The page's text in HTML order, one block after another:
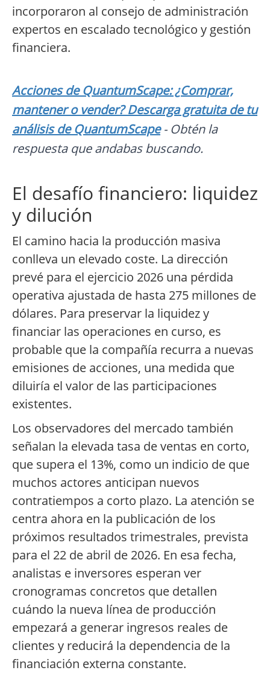
incorporaron al consejo de administración
expertos en escalado tecnológico y gestión
financiera.
Acciones de QuantumScape: ¿Comprar,
mantener o vender? Descarga gratuita de tu
análisis de QuantumScape- Obtén la
respuesta que andabas buscando.
El desafío financiero: liquidez
y dilución
El camino hacia la producción masiva
conlleva un elevado coste. La dirección
prevé para el ejercicio 2026 una pérdida
operativa ajustada de hasta 275 millones de
dólares. Para preservar la liquidez y
financiar las operaciones en curso, es
probable que la compañía recurra a nuevas
emisiones de acciones, una medida que
diluiría el valor de las participaciones
existentes.
Los observadores del mercado también
señalan la elevada tasa de ventas en corto,
que supera el 13%, como un indicio de que
muchos actores anticipan nuevos
contratiempos a corto plazo. La atención se
centra ahora en la publicación de los
próximos resultados trimestrales, prevista
para el 22 de abril de 2026. En esa fecha,
analistas e inversores esperan ver
cronogramas concretos que detallen
cuándo la nueva línea de producción
empezará a generar ingresos reales de
clientes y reducirá la dependencia de la
financiación externa constante.